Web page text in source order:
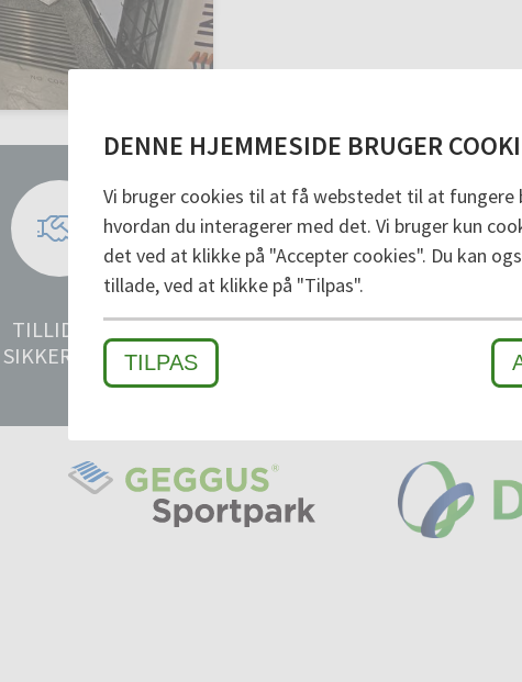
DENNE HJEMMESIDE BRUGER
Vi bruger cookies til at få webstedet til at fungere
hvordan du interagerer med det. Vi bruger kun
det ved at klikke på "Accepter cookies". Du kan
tillade, ved at klikke på "Tilpas".
TILPAS
TILLID OG
SIKKERHED
HURTIG LEVERING FLERE